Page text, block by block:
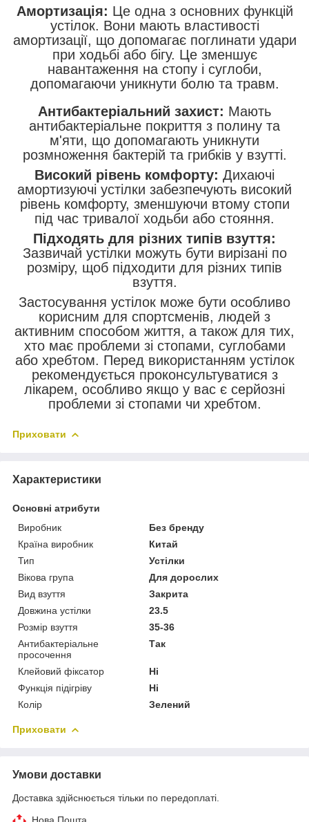
Амортизація: Це одна з основних функцій
устілок. Вони мають властивості
амортизації, що допомагає поглинати удари
при ходьбі або бігу. Це зменшує
навантаження на стопу і суглоби,
допомагаючи уникнути болю та травм.
Антибактеріальний захист: Мають
антибактеріальне покриття з полину та
м'яти, що допомагають уникнути
розмноження бактерій та грибків у взутті.
Високий рівень комфорту: Дихаючі
амортизуючі устілки забезпечують високий
рівень комфорту, зменшуючи втому стопи
під час тривалої ходьби або стояння.
Підходять для різних типів взуття:
Зазвичай устілки можуть бути вирізані по
розміру, щоб підходити для різних типів
взуття.
Застосування устілок може бути особливо
корисним для спортсменів, людей з
активним способом життя, а також для тих,
хто має проблеми зі стопами, суглобами
або хребтом. Перед використанням устілок
рекомендується проконсультуватися з
лікарем, особливо якщо у вас є серйозні
проблеми зі стопами чи хребтом.
Приховати
Характеристики
Основні атрибути
Виробник
Без бренду
Країна виробник
Китай
Тип
Устілки
Вікова група
Для дорослих
Вид взуття
Закрита
Довжина устілки
23.5
Розмір взуття
35-36
Антибактеріальне
просочення
Так
Клейовий фіксатор
Ні
Функція підігріву
Ні
Колір
Зелений
Приховати
Умови доставки
Доставка здійснюється тільки по передоплаті.
Нова Пошта